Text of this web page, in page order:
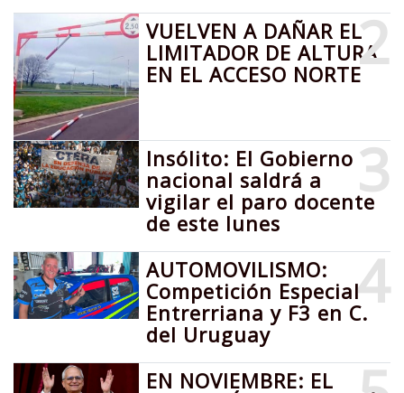
2
VUELVEN A DAÑAR EL
LIMITADOR DE ALTURA
EN EL ACCESO NORTE
3
Insólito: El Gobierno
nacional saldrá a
vigilar el paro docente
de este lunes
4
AUTOMOVILISMO:
Competición Especial
Entrerriana y F3 en C.
del Uruguay
EN NOVIEMBRE: EL